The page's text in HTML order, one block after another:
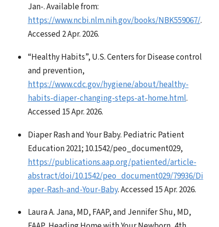
Jan-. Available from:
https://www.ncbi.nlm.nih.gov/books/NBK559067/.
Accessed 2 Apr. 2026.
“Healthy Habits”, U.S. Centers for Disease control
and prevention,
https://www.cdc.gov/hygiene/about/healthy-
habits-diaper-changing-steps-at-home.html.
Accessed 15 Apr. 2026.
Diaper Rash and Your Baby. Pediatric Patient
Education 2021; 10.1542/peo_document029,
https://publications.aap.org/patiented/article-
abstract/doi/10.1542/peo_document029/79936/Di
aper-Rash-and-Your-Baby. Accessed 15 Apr. 2026.
Laura A. Jana, MD, FAAP, and Jennifer Shu, MD,